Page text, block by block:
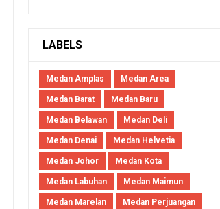
LABELS
Medan Amplas Medan Area
Medan Barat Medan Baru
Medan Belawan Medan Deli
Medan Denai Medan Helvetia
Medan Johor Medan Kota
Medan Labuhan Medan Maimun
Medan Marelan Medan Perjuangan